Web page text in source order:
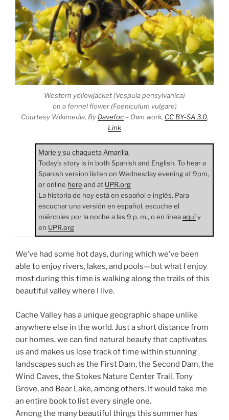
Western yellowjacket (Vespula pensylvanica)
on a fennel flower (Foeniculum vulgare)
Courtesy Wikimedia, ByDavefoc– Own work, CC BY-SA 3.0,
Link
Marie y su chaqueta Amarilla.
Today’s story is in both Spanish and English. To hear a
Spanish version listen on Wednesday evening at 9pm,
or online here and at UPR.org
La historia de hoy está en español e inglés. Para
escuchar una versión en español, escuche el
miércoles por la noche a las 9 p. m., o en líneaaquíy
en UPR.org
We’ve had some hot days, during which we’ve been
able to enjoy rivers, lakes, and pools—but what I enjoy
most during this time is walking along the trails of this
beautiful valley where I live.
Cache Valley has a unique geographic shape unlike
anywhere else in the world. Just a short distance from
our homes, we can find natural beauty that captivates
us and makes us lose track of time within stunning
landscapes such as the First Dam, the Second Dam, the
Wind Caves, the Stokes Nature Center Trail, Tony
Grove, and Bear Lake, among others. It would take me
an entire book to list every single one.
Among the many beautiful things this summer has